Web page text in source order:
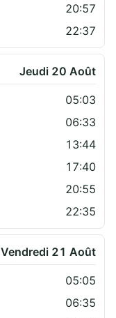
20:57
22:37
Jeudi 20 Août
05:03
06:33
13:44
17:40
20:55
22:35
Vendredi 21 Août
05:05
06:35